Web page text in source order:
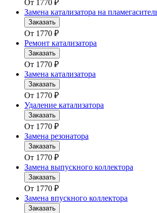
От 1770 ₽
Замена катализатора на
Заказать
От 1770 ₽
Ремонт катализатора
Заказать
От 1770 ₽
Замена катализатора
Заказать
От 1770 ₽
Удаление катализатора
Заказать
От 1770 ₽
Замена резонатора
Заказать
От 1770 ₽
Замена выпускного коллектора
Заказать
От 1770 ₽
Замена впускного коллектора
Заказать